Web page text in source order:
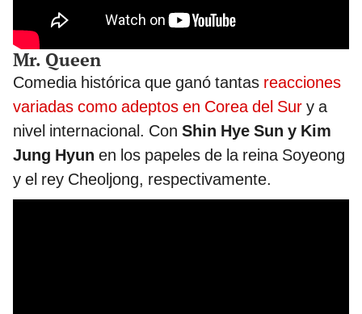
Mr. Queen
Comedia histórica que ganó tantas reacciones
variadas como adeptos en Corea del Sur y a
nivel internacional. Con Shin Hye Sun y Kim
Jung Hyun en los papeles de la reina Soyeong
y el rey Cheoljong, respectivamente.